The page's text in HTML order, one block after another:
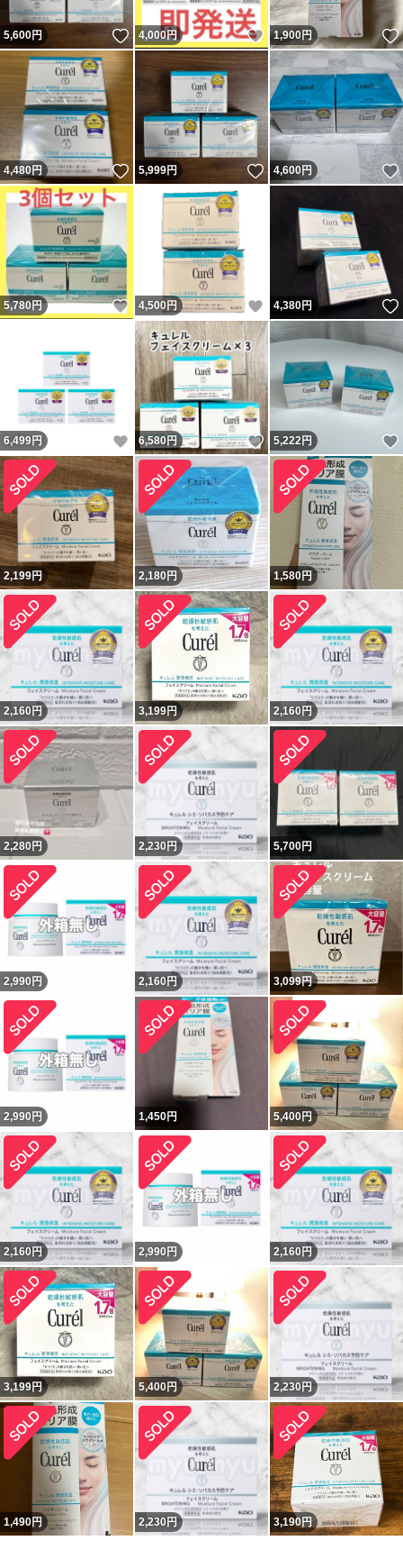
5,600円 いいね！
4,000円 いいね！
1,900円
4,480円 いいね！
5,999円 いいね！
4,600円
5,780円 いいね！
4,500円 いいね！
4,380円
6,499円 いいね！
6,580円 いいね！
5,222円
2,199円 2,180円 1,580円
2,160円 3,199円 2,160円
2,280円 2,230円 5,700円
2,990 円 2,160円 3,099円
2,990 円 1,450円 5,400円
2,160円 2,990 円 2,160円
3,199円 5,400円 2,230円
1,490円 2,230円 3,190円